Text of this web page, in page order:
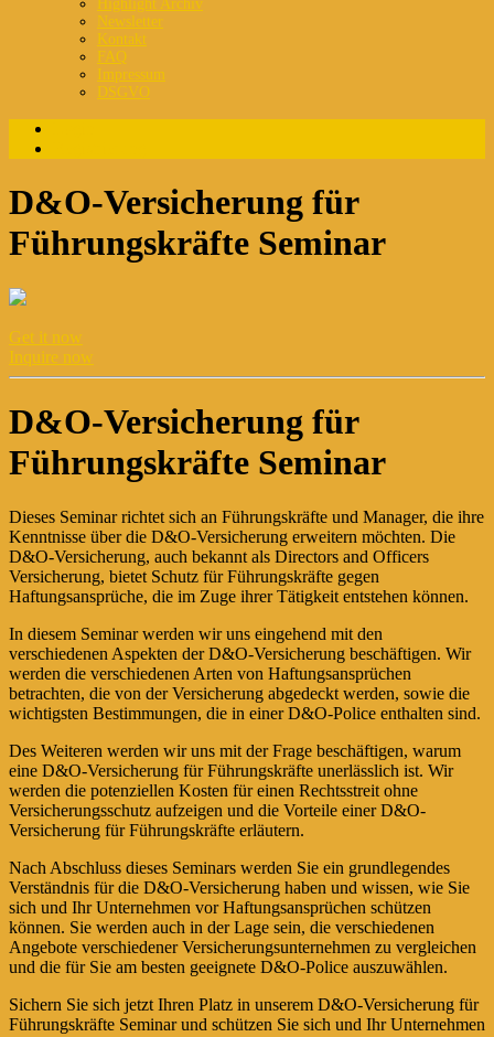
Highlight Archiv
Newsletter
Kontakt
FAQ
Impressum
DSGVO
D&O-Versicherung für
Führungskräfte Seminar
Get it now
Inquire now
D&O-Versicherung für
Führungskräfte Seminar
Dieses Seminar richtet sich an Führungskräfte und Manager, die ihre
Kenntnisse über die D&O-Versicherung erweitern möchten. Die
D&O-Versicherung, auch bekannt als Directors and Officers
Versicherung, bietet Schutz für Führungskräfte gegen
Haftungsansprüche, die im Zuge ihrer Tätigkeit entstehen können.
In diesem Seminar werden wir uns eingehend mit den
verschiedenen Aspekten der D&O-Versicherung beschäftigen. Wir
werden die verschiedenen Arten von Haftungsansprüchen
betrachten, die von der Versicherung abgedeckt werden, sowie die
wichtigsten Bestimmungen, die in einer D&O-Police enthalten sind.
Des Weiteren werden wir uns mit der Frage beschäftigen, warum
eine D&O-Versicherung für Führungskräfte unerlässlich ist. Wir
werden die potenziellen Kosten für einen Rechtsstreit ohne
Versicherungsschutz aufzeigen und die Vorteile einer D&O-
Versicherung für Führungskräfte erläutern.
Nach Abschluss dieses Seminars werden Sie ein grundlegendes
Verständnis für die D&O-Versicherung haben und wissen, wie Sie
sich und Ihr Unternehmen vor Haftungsansprüchen schützen
können. Sie werden auch in der Lage sein, die verschiedenen
Angebote verschiedener Versicherungsunternehmen zu vergleichen
und die für Sie am besten geeignete D&O-Police auszuwählen.
Sichern Sie sich jetzt Ihren Platz in unserem D&O-Versicherung für
Führungskräfte Seminar und schützen Sie sich und Ihr Unternehmen